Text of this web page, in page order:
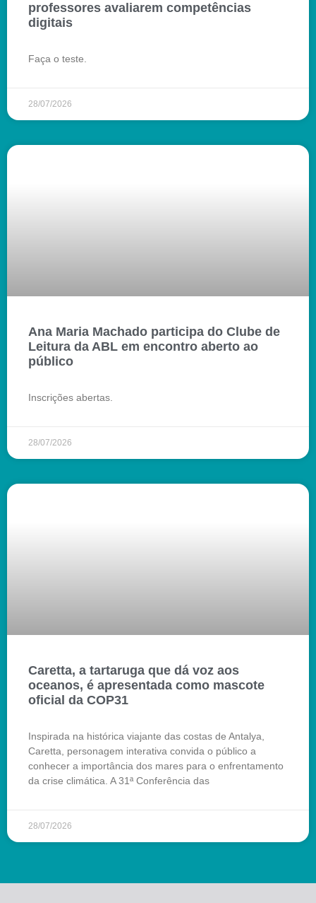
professores avaliarem competências
digitais
Faça o teste.
28/07/2026
Ana Maria Machado participa do Clube de
Leitura da ABL em encontro aberto ao
público
Inscrições abertas.
28/07/2026
Caretta, a tartaruga que dá voz aos
oceanos, é apresentada como mascote
oficial da COP31
Inspirada na histórica viajante das costas de Antalya,
Caretta, personagem interativa convida o público a
conhecer a importância dos mares para o enfrentamento
da crise climática. A 31ª Conferência das
28/07/2026